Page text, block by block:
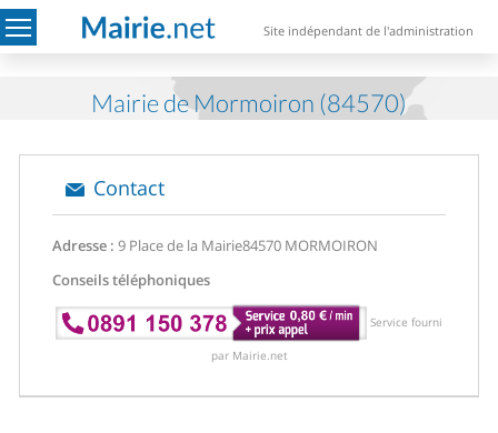
Site indépendant de l'administration
Mairie de Mormoiron (84570)
Contact
Adresse : 9 Place de la Mairie84570 MORMOIRON
Conseils téléphoniques
Service fourni
par Mairie.net